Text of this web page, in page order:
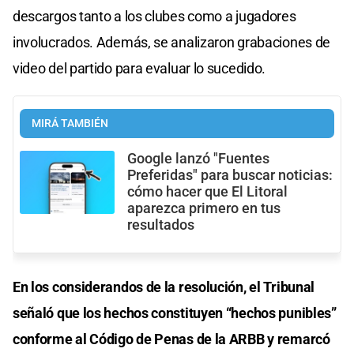
descargos tanto a los clubes como a jugadores
involucrados. Además, se analizaron grabaciones de
video del partido para evaluar lo sucedido.
MIRÁ TAMBIÉN
Google lanzó "Fuentes
Preferidas" para buscar noticias:
cómo hacer que El Litoral
aparezca primero en tus
resultados
En los considerandos de la resolución, el Tribunal
señaló que los hechos constituyen “hechos punibles”
conforme al Código de Penas de la ARBB y remarcó